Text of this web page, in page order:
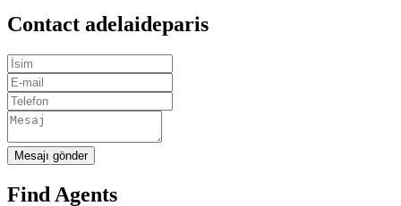
Contact adelaideparis
Mesajı gönder
Find Agents